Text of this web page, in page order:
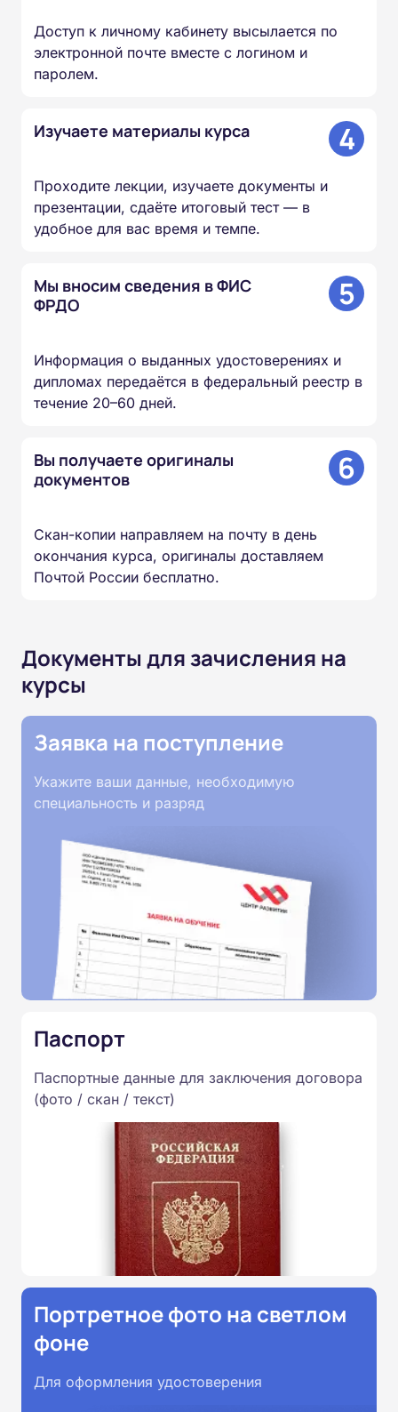
Доступ к личному кабинету высылается по
электронной почте вместе с логином и
паролем.
Изучаете материалы курса 4
Проходите лекции, изучаете документы и
презентации, сдаёте итоговый тест — в
удобное для вас время и темпе.
Мы вносим сведения в ФИС
ФРДО
5
Информация о выданных удостоверениях и
дипломах передаётся в федеральный реестр в
течение 20–60 дней.
Вы получаете оригиналы
документов
6
Скан-копии направляем на почту в день
окончания курса, оригиналы доставляем
Почтой России бесплатно.
Документы для зачисления на
курсы
Заявка на поступление
Укажите ваши данные, необходимую
специальность и разряд
Паспорт
Паспортные данные для заключения договора
(фото / скан / текст)
Портретное фото на светлом
фоне
Для оформления удостоверения